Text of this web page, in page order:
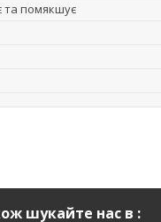
та помякшує
шукайте нас в :